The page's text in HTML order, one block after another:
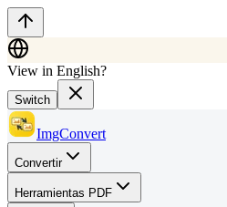
View in English?
Switch
ImgConvert
Convertir
Herramientas PDF